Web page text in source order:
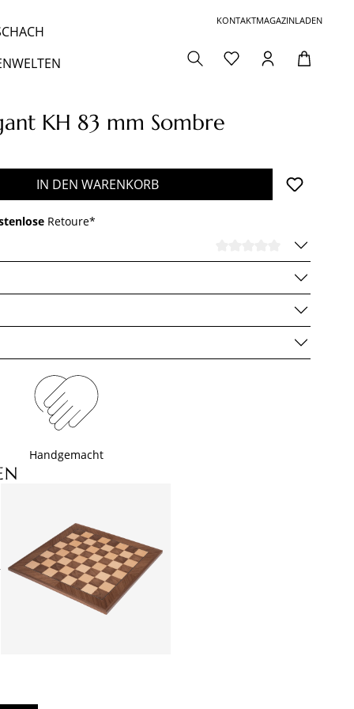
KONTAKTMAGAZINLADEN
KH 83 mm Sombre
gewünschten Wert ein oder benutze
IN DEN WARENKORB
Retoure*
Handgemacht